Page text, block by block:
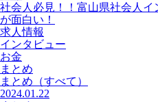
社会人必見！！富山県社会人
が面白い！
求人情報
インタビュー
お金
まとめ
まとめ （すべて）
2024.01.22